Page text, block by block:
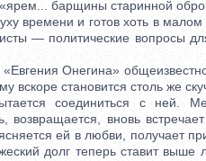
барщины старинной
времени и готов хоть в
— политические вопросы
Онегина»
вскоре становится столь же
соединиться с ней.
возвращается, вновь
ей в любви, получает
долг теперь ставит выше